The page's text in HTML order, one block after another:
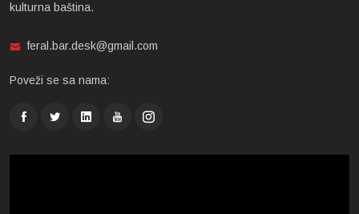
kulturna baština.
feral.bar.desk@gmail.com
Poveži se sa nama: